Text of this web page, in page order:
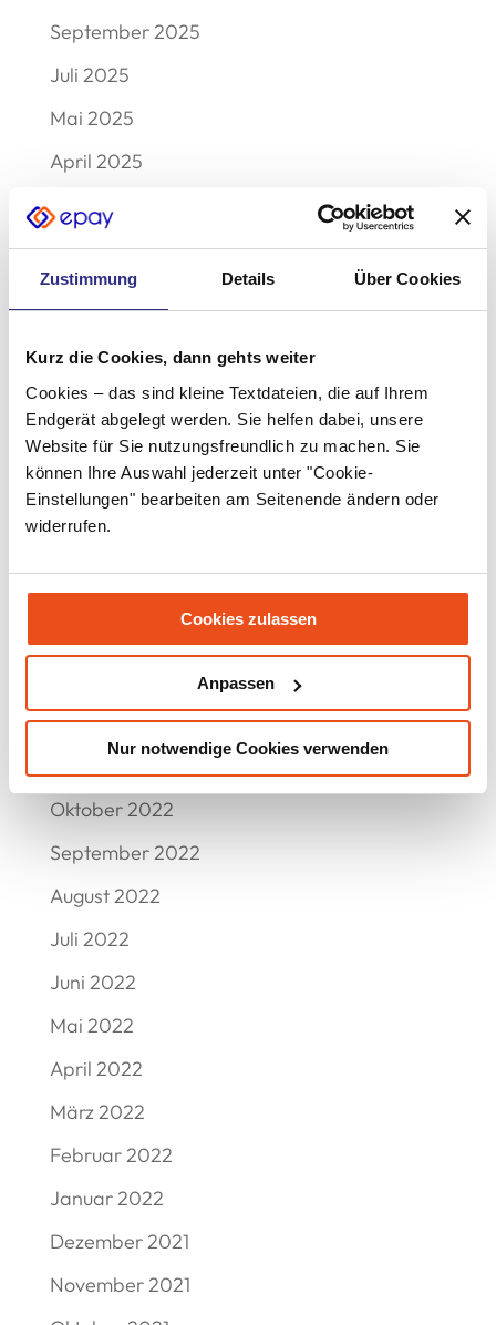
Zustimmung Details Über Cookies
Kurz die Cookies, dann gehts weiter
Cookies – das sind kleine Textdateien, die auf Ihrem
Endgerät abgelegt werden. Sie helfen dabei, unsere
Website für Sie nutzungsfreundlich zu machen. Sie
können Ihre Auswahl jederzeit unter "Cookie-
Einstellungen" bearbeiten am Seitenende ändern oder
widerrufen.
Cookies zulassen
Anpassen
Nur notwendige Cookies verwenden
September 2025
Juli 2025
Mai 2025
April 2025
März 2025
Dezember 2024
Oktober 2024
April 2024
Februar 2024
Dezember 2023
August 2023
Dezember 2022
Oktober 2022
September 2022
August 2022
Juli 2022
Juni 2022
Mai 2022
April 2022
März 2022
Februar 2022
Januar 2022
Dezember 2021
November 2021